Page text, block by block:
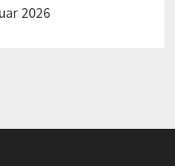
2026